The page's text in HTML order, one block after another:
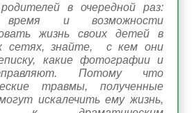
в очередной раз:
время и возможности
жизнь своих детей в
сетях, знайте, с кем они
какие фотографии и
Потому что
травмы, полученные
искалечить ему жизнь,